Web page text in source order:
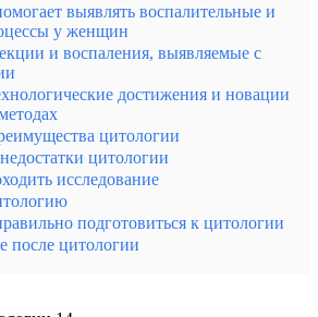
выявлять воспалительные и
у женщин
и воспаления, выявляемые с
достижения и новации
цитологии
цитологии
исследование
подготовиться к цитологии
после цитологии